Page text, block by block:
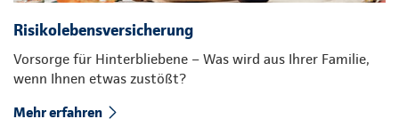
Risikolebensversicherung
Vorsorge für Hinterbliebene – Was wird aus Ihrer Familie,
wenn Ihnen etwas zustößt?
Mehr erfahren